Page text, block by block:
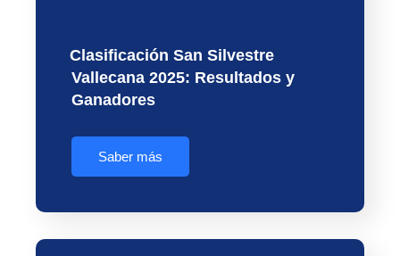
Clasificación San Silvestre
Vallecana 2025: Resultados y
Ganadores
Saber más